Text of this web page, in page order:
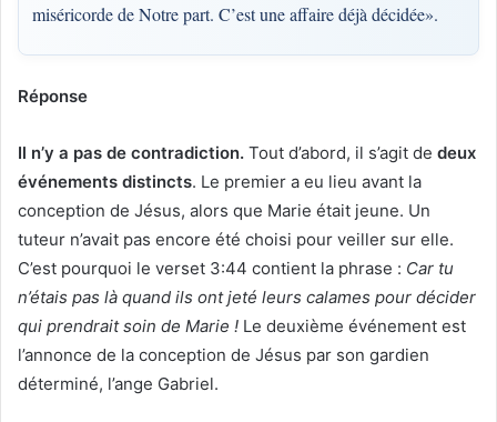
miséricorde de Notre part. C’est une affaire déjà décidée».
Réponse
Il n’y a pas de contradiction. Tout d’abord, il s’agit de deux
événements distincts. Le premier a eu lieu avant la
conception de Jésus, alors que Marie était jeune. Un
tuteur n’avait pas encore été choisi pour veiller sur elle.
C’est pourquoi le verset 3:44 contient la phrase : Car tu
n’étais pas là quand ils ont jeté leurs calames pour décider
qui prendrait soin de Marie ! Le deuxième événement est
l’annonce de la conception de Jésus par son gardien
déterminé, l’ange Gabriel.